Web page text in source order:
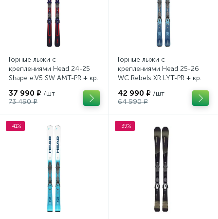
Горные лыжи с
креплениями Head 24-25
Shape e.V5 SW AMT-PR + кр.
37 990 ₽ /шт
73 490 ₽
Горные лыжи с
креплениями Head 25-26
WC Rebels XR LYT-PR + кр.
42 990 ₽ /шт
64 990 ₽
-41% -39%